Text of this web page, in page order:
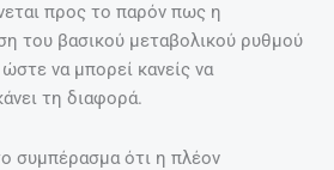
προς το παρόν πως η
του βασικού μεταβολικού ρυθμού
να μπορεί κανείς να
τη διαφορά.
συμπέρασμα ότι η πλέον